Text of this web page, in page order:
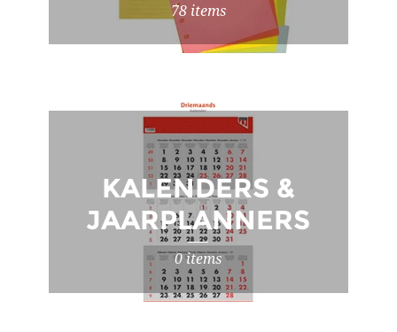
78 items
KALENDERS &
JAARPLANNERS
0 items